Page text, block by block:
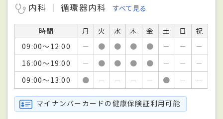
内科
循環器内科 すべて見る
時間 月 火 水 木 金 土 日
祝
09:00～12:00
－ ● ● ● ● － －
－
16:00～19:00
－ ● ● ● ● － －
－
09:00～13:00
● － － － － ● － －
マイナンバーカードの健康保険証利用可能